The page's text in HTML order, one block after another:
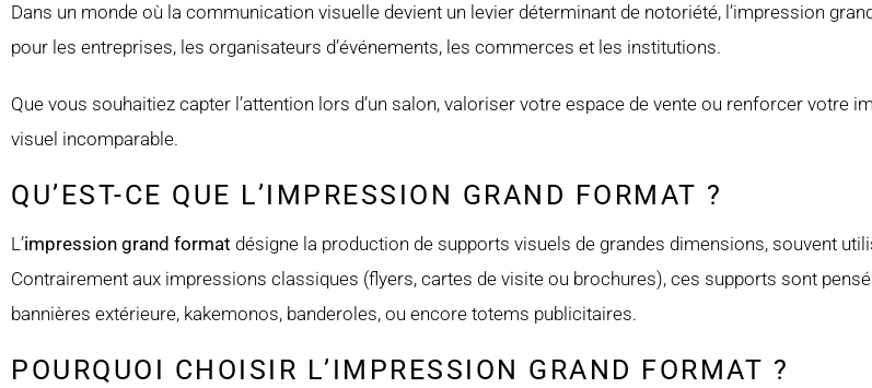
Dans un monde où la communication visuelle devient un levier déterminant de notoriété, l’impression
pour les entreprises, les organisateurs d’événements, les commerces et les institutions.
Que vous souhaitiez capter l’attention lors d’un salon, valoriser votre espace de vente ou renforcer votre
visuel incomparable.
QU’EST-CE QUE L’IMPRESSION GRAND FORMAT ?
L’impression grand format désigne la production de supports visuels de grandes dimensions, souvent
Contrairement aux impressions classiques (flyers, cartes de visite ou brochures), ces supports sont
bannières extérieure, kakemonos, banderoles, ou encore totems publicitaires.
POURQUOI CHOISIR L’IMPRESSION GRAND FORMAT ?